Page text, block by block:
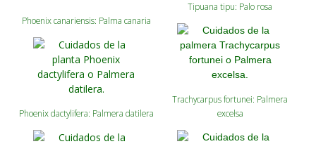
Phoenix canariensis: Palma canaria
Phoenix dactylifera: Palmera datilera
Tipuana tipu: Palo rosa
Trachycarpus fortunei: Palmera
excelsa